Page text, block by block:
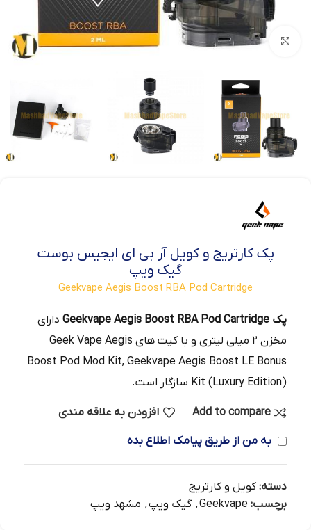
بزرگنمایی تصویر
پک کارتریج و کویل آر بی ای ایجیس بوست
گیک ویپ
Geekvape Aegis Boost RBA Pod Cartridge
پک Geekvape Aegis Boost RBA Pod Cartridge
دارای
مخزن 2 میلی لیتری و با کیت های Geek Vape Aegis
Boost Pod Mod Kit, Geekvape Aegis Boost LE Bonus
Kit (Luxury Edition) سازگار است.
Add to compare افزودن به علاقه مندی
به من از طریق پیامک اطلاع بده
دسته: کویل و کارتریج
برچسب: Geekvape
, گیک ویپ, مشهد ویپ